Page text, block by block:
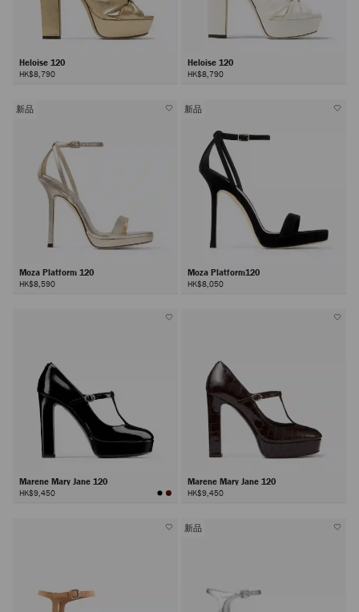
Heloise 120
HK$8,790
Heloise 120
HK$8,790
新品
Moza Platform 120
HK$8,590
新品
Moza Platform120
HK$8,050
Marene Mary Jane 120
HK$9,450
Marene Mary Jane 120
HK$9,450
新品